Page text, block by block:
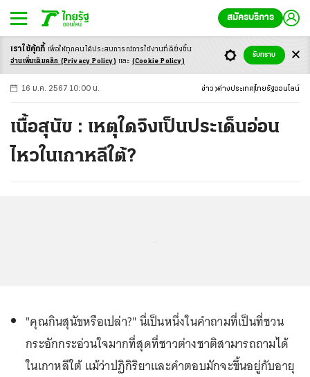
สมัครบริการ
-ก ก ก+
16 ม.ค. 2567 10:00 น. ข่าว ต่างประเทศ ไทยรัฐออนไลน์
เนื้อสุนัข : เหตุใดจึงเป็นประเด็นอ่อน
ไหวในเกาหลีใต้?
"คุณกินสุนัขหรือเปล่า?" นี่เป็นหนึ่งในคำถามที่เป็นที่ชวน
กระอักกระอ่วนใจมากที่สุดที่ชาวต่างชาติสามารถถามได้
ในเกาหลีใต้ แม้ว่าปฏิกิริยาและคำตอบมักจะขึ้นอยู่กับอายุ
เราใช้คุ้กกี้ เพื่อให้ทุกคนได้ประสบการณ์การใช้งานที่ดียิ่งขึ้น
อ่านเพิ่มเติมคลิก (Privacy Policy) และ (Cookie Policy)
รับทราบ